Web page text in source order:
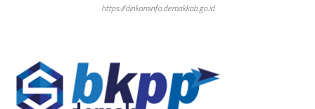
https://dinkominfo.demakkab.go.id